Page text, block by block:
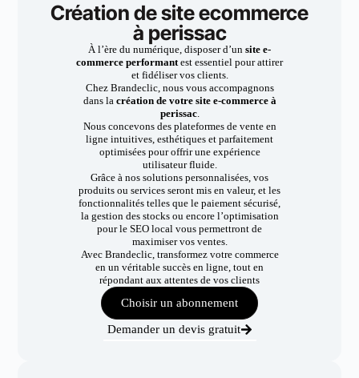
Création de site ecommerce
à perissac
À l’ère du numérique, disposer d’un site e-
commerce performantest essentiel pour attirer
et fidéliser vos clients.
Chez Brandeclic, nous vous accompagnons
dans la création de votre site e-commerce à
perissac.
Nous concevons des plateformes de vente en
ligne intuitives, esthétiques et parfaitement
optimisées pour offrir une expérience
utilisateur fluide.
Grâce à nos solutions personnalisées, vos
produits ou services seront mis en valeur, et les
fonctionnalités telles que le paiement sécurisé,
la gestion des stocks ou encore l’optimisation
pour le SEO local vous permettront de
maximiser vos ventes.
Avec Brandeclic, transformez votre commerce
en un véritable succès en ligne, tout en
répondant aux attentes de vos clients
Choisir un abonnement
Demander un devis gratuit